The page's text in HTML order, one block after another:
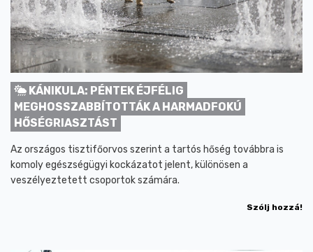
KÁNIKULA: PÉNTEK ÉJFÉLIG
MEGHOSSZABBÍTOTTÁK A HARMADFOKÚ
HŐSÉGRIASZTÁST
Az országos tisztifőorvos szerint a tartós hőség továbbra is
komoly egészségügyi kockázatot jelent, különösen a
veszélyeztetett csoportok számára.
Szólj hozzá!